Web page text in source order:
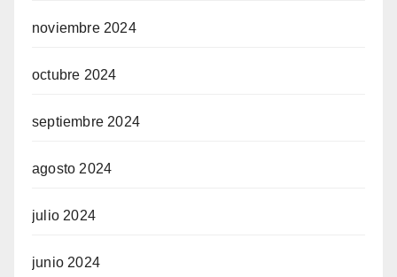
noviembre 2024
octubre 2024
septiembre 2024
agosto 2024
julio 2024
junio 2024